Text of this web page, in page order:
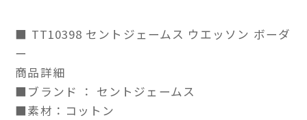
■ TT10398 セントジェームス ウエッソン ボーダ
ー
商品詳細
■ブランド ： セントジェームス
■素材：コットン